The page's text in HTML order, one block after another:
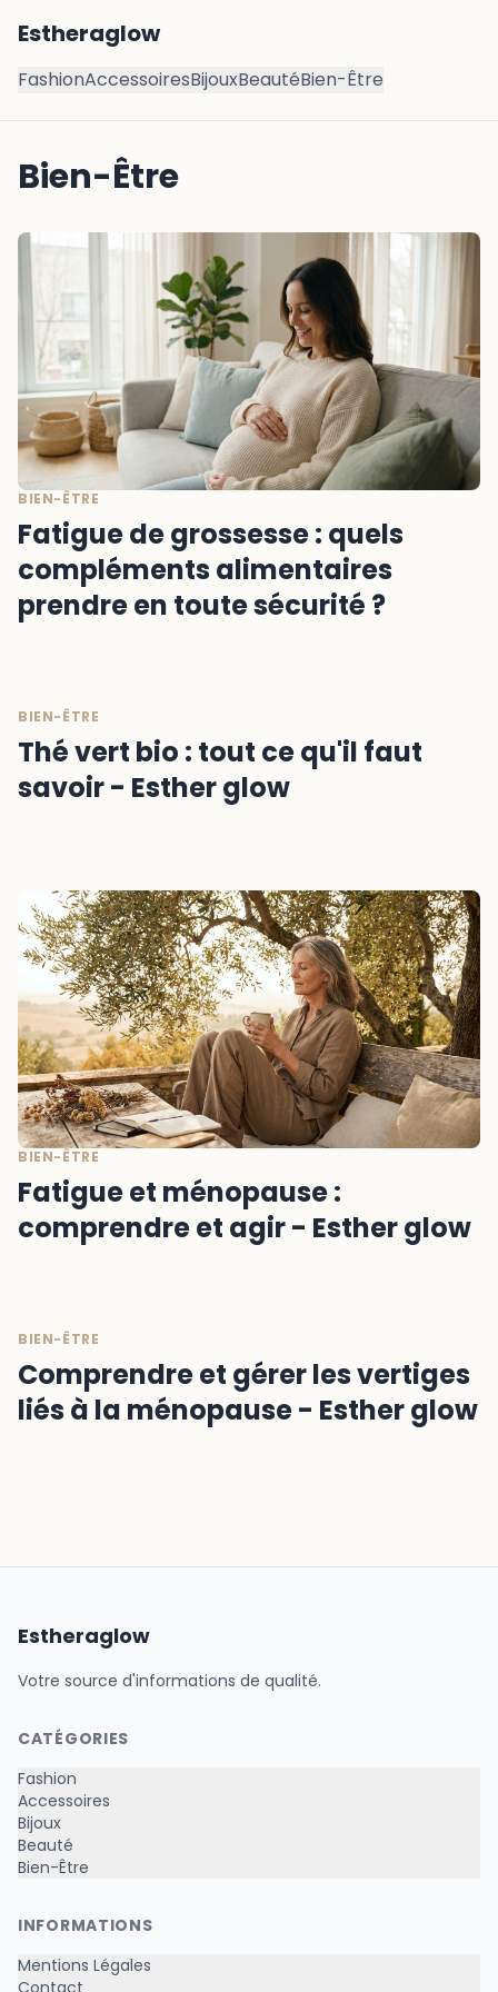
Estheraglow
FashionAccessoiresBijouxBeautéBien-Être
Bien-Être
BIEN-ÊTRE
Fatigue de grossesse : quels
compléments alimentaires
prendre en toute sécurité ?
BIEN-ÊTRE
Thé vert bio : tout ce qu'il faut
savoir - Esther glow
BIEN-ÊTRE
Fatigue et ménopause :
comprendre et agir - Esther glow
BIEN-ÊTRE
Comprendre et gérer les vertiges
liés à la ménopause - Esther glow
Estheraglow
Votre source d'informations de qualité.
CATÉGORIES
Fashion
Accessoires
Bijoux
Beauté
Bien-Être
INFORMATIONS
Mentions Légales